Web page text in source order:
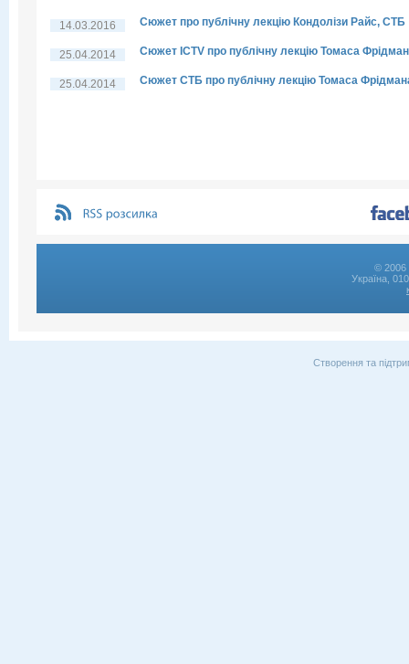
14.03.2016 Сюжет про публічну лекцію Кондолізи Райс, СТБ
25.04.2014 Сюжет ICTV про публічну лекцію Томаса
25.04.2014 Сюжет СТБ про публічну лекцію Томаса
© 2006
Україна,
Створення та